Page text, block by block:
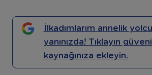
İlkadımlarım annelik
yanınızda! Tıklayın
kaynağınıza ekleyin.